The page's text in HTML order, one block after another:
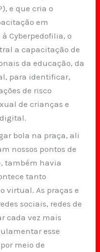
e que cria o
em
Cyberpedofilia, o
a capacitação de
da educação, da
para identificar,
de risco
de crianças e
bola na praça, ali
nossos pontos de
também havia
tanto
virtual. As praças e
sociais, redes de
cada vez mais
esse
meio de